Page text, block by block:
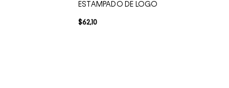
ESTAMPADO DE LOGO
$62,10